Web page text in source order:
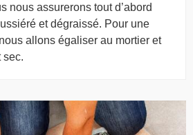
nous assurerons tout d’abord
et dégraissé. Pour une
allons égaliser au mortier et
sec.